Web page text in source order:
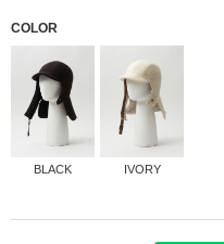
COLOR
BLACK IVORY